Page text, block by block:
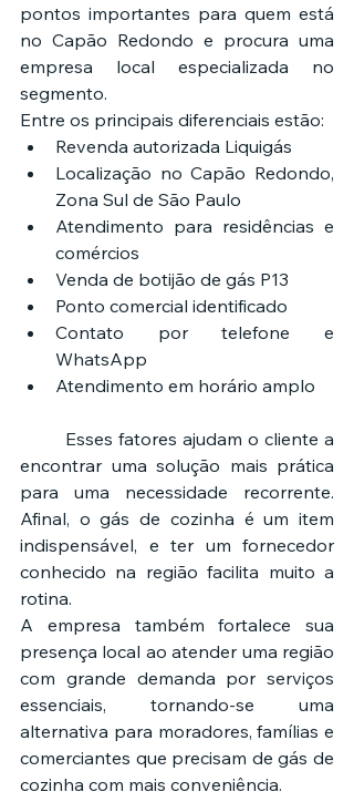
pontos importantes para quem está
no Capão Redondo e procura uma
empresa local especializada no
segmento.
Entre os principais diferenciais estão:
Revenda autorizada Liquigás
Localização no Capão Redondo,
Zona Sul de São Paulo
Atendimento para residências e
comércios
Venda de botijão de gás P13
Ponto comercial identificado
Contato por telefone e
WhatsApp
Atendimento em horário amplo
encontrar uma solução mais prática
para uma necessidade recorrente.
Afinal, o gás de cozinha é um item
indispensável, e ter um fornecedor
conhecido na região facilita muito a
rotina.
A empresa também fortalece sua
presença local ao atender uma região
com grande demanda por serviços
essenciais, tornando-se uma
alternativa para moradores, famílias e
comerciantes que precisam de gás de
cozinha com mais conveniência.